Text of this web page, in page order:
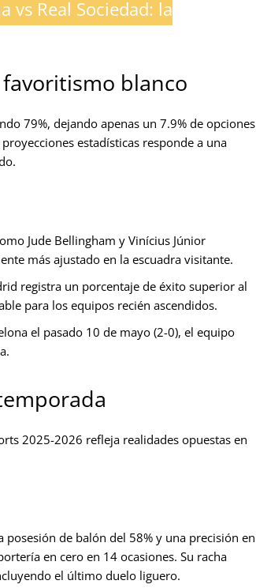
vs Real Sociedad: la
blanco
79%, dejando apenas un 7.9% de opciones
estadísticas responde a una
Jude Bellingham y Vinícius Júnior
más ajustado en la escuadra visitante.
registra un porcentaje de éxito superior al
para los equipos recién ascendidos.
el pasado 10 de mayo (2-0), el equipo
2025-2026 refleja realidades opuestas en
de balón del 58% y una precisión en
en cero en 14 ocasiones. Su racha
el último duelo liguero.